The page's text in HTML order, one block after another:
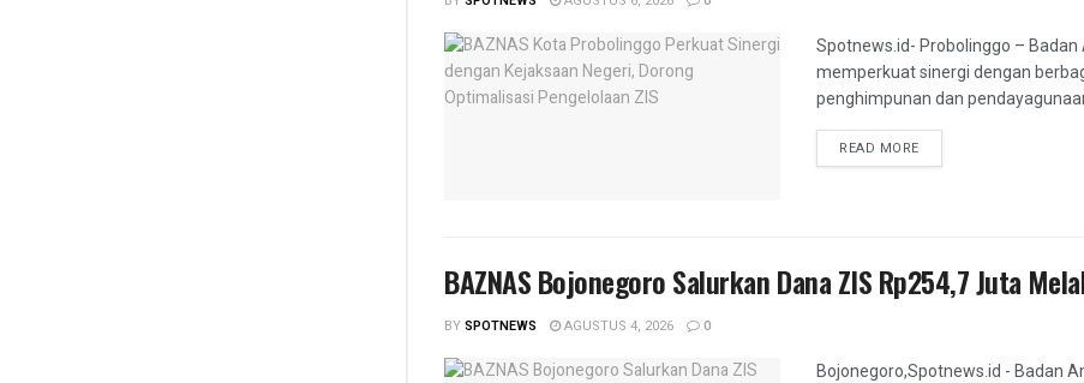
Spotnews.id- Probolinggo –
memperkuat sinergi dengan
penghimpunan dan
READ MOREDETAILS
BAZNAS Bojonegoro Salurkan Dana ZIS Rp254,7 Juta
BYSPOTNEWS AGUSTUS 4, 2026 0
Bojonegoro,Spotnews.id - Badan